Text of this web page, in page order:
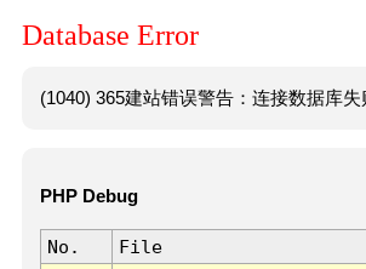
Database Error
(1040) 365建站错误警告：连接数据库
PHP Debug
No. File